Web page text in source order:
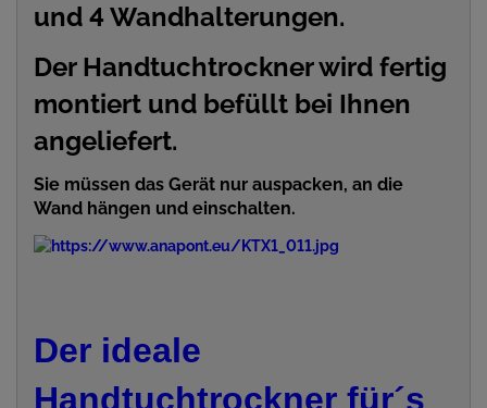
und 4 Wandhalterungen.
Der Handtuchtrockner wird fertig
montiert und befüllt bei Ihnen
angeliefert.
Sie müssen das Gerät nur auspacken, an die
Wand hängen und einschalten.
Der ideale
Handtuchtrockner für´s